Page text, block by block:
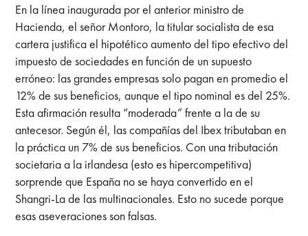
En la línea inaugurada por el anterior ministro de
Hacienda, el señor Montoro, la titular socialista de esa
cartera justifica el hipotético aumento del tipo efectivo del
impuesto de sociedades en función de un supuesto
erróneo: las grandes empresas solo pagan en promedio el
12% de sus beneficios, aunque el tipo nominal es del 25%.
Esta afirmación resulta “moderada” frente a la de su
antecesor. Según él, las compañías del Ibex tributaban en
la práctica un 7% de sus beneficios. Con una tributación
societaria a la irlandesa (esto es hipercompetitiva)
sorprende que España no se haya convertido en el
Shangri-La de las multinacionales. Esto no sucede porque
esas aseveraciones son falsas.